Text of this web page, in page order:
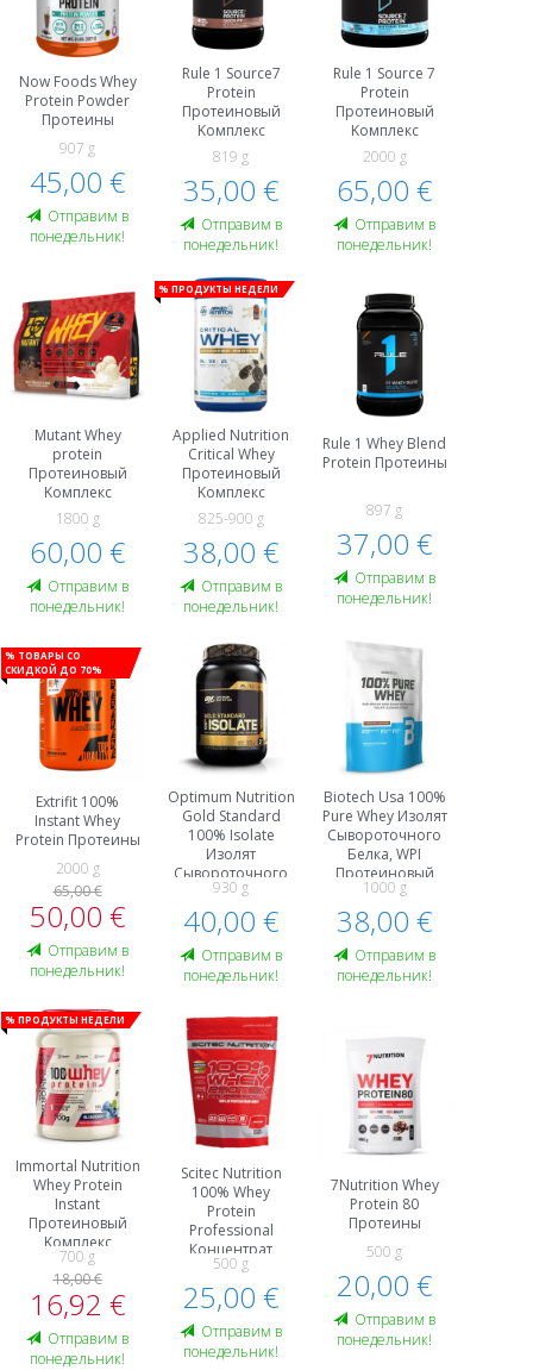
Now Foods Whey
Protein Powder
Протеины
907 g
45,00 €
Oтправим в
понедельник!
Rule 1 Source7
Protein
Протеиновый
Kомплекс
819 g
35,00 €
Oтправим в
понедельник!
Rule 1 Source 7
Protein
Протеиновый
Kомплекс
2000 g
65,00 €
Oтправим в
понедельник!
Mutant Whey
protein
Протеиновый
Kомплекс
1800 g
60,00 €
Oтправим в
понедельник!
% Продукты недели
Applied Nutrition
Critical Whey
Протеиновый
Kомплекс
825-900 g
38,00 €
Oтправим в
понедельник!
Rule 1 Whey Blend
Protein Протеины
897 g
37,00 €
Oтправим в
понедельник!
% Товары со
скидкой до 70%
Extrifit 100%
Instant Whey
Protein Протеины
2000 g
65,00 €
50,00 €
Oтправим в
понедельник!
Optimum Nutrition
Gold Standard
100% Isolate
Изолят
Сывороточного
Белка, WPI
Протеины
930 g
40,00 €
Oтправим в
понедельник!
Biotech Usa 100%
Pure Whey Изолят
Сывороточного
Белка, WPI
Протеиновый
Kомплекс
1000 g
38,00 €
Oтправим в
понедельник!
% Продукты недели
Immortal Nutrition
Whey Protein
Instant
Протеиновый
Kомплекс
700 g
18,00 €
16,92 €
Oтправим в
понедельник!
Scitec Nutrition
100% Whey
Protein
Professional
Концентрат
Сывороточного
Белка, WPC
Протеиновый
Kомплекс
500 g
25,00 €
Oтправим в
понедельник!
7Nutrition Whey
Protein 80
Протеины
500 g
20,00 €
Oтправим в
понедельник!